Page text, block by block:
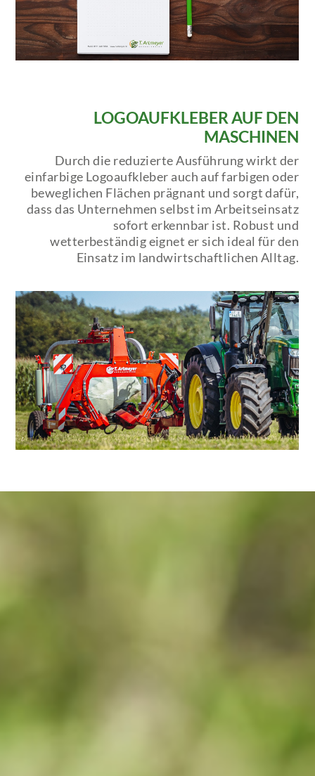
LOGOAUFKLEBER AUF DEN
MASCHINEN
Durch die reduzierte Ausführung wirkt der
einfarbige Logoaufkleber auch auf farbigen oder
beweglichen Flächen prägnant und sorgt dafür,
dass das Unternehmen selbst im Arbeitseinsatz
sofort erkennbar ist. Robust und
wetterbeständig eignet er sich ideal für den
Einsatz im landwirtschaftlichen Alltag.